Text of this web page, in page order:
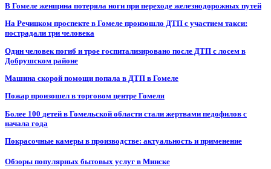
В Гомеле женщина потеряла ноги при переходе железнодорожных путей
На Речицком проспекте в Гомеле произошло ДТП с участием такси:
пострадали три человека
Один человек погиб и трое госпитализировано после ДТП с лосем в
Добрушском районе
Машина скорой помощи попала в ДТП в Гомеле
Пожар произошел в торговом центре Гомеля
Более 100 детей в Гомельской области стали жертвами педофилов с
начала года
Покрасочные камеры в производстве: актуальность и применение
Обзоры популярных бытовых услуг в Минске